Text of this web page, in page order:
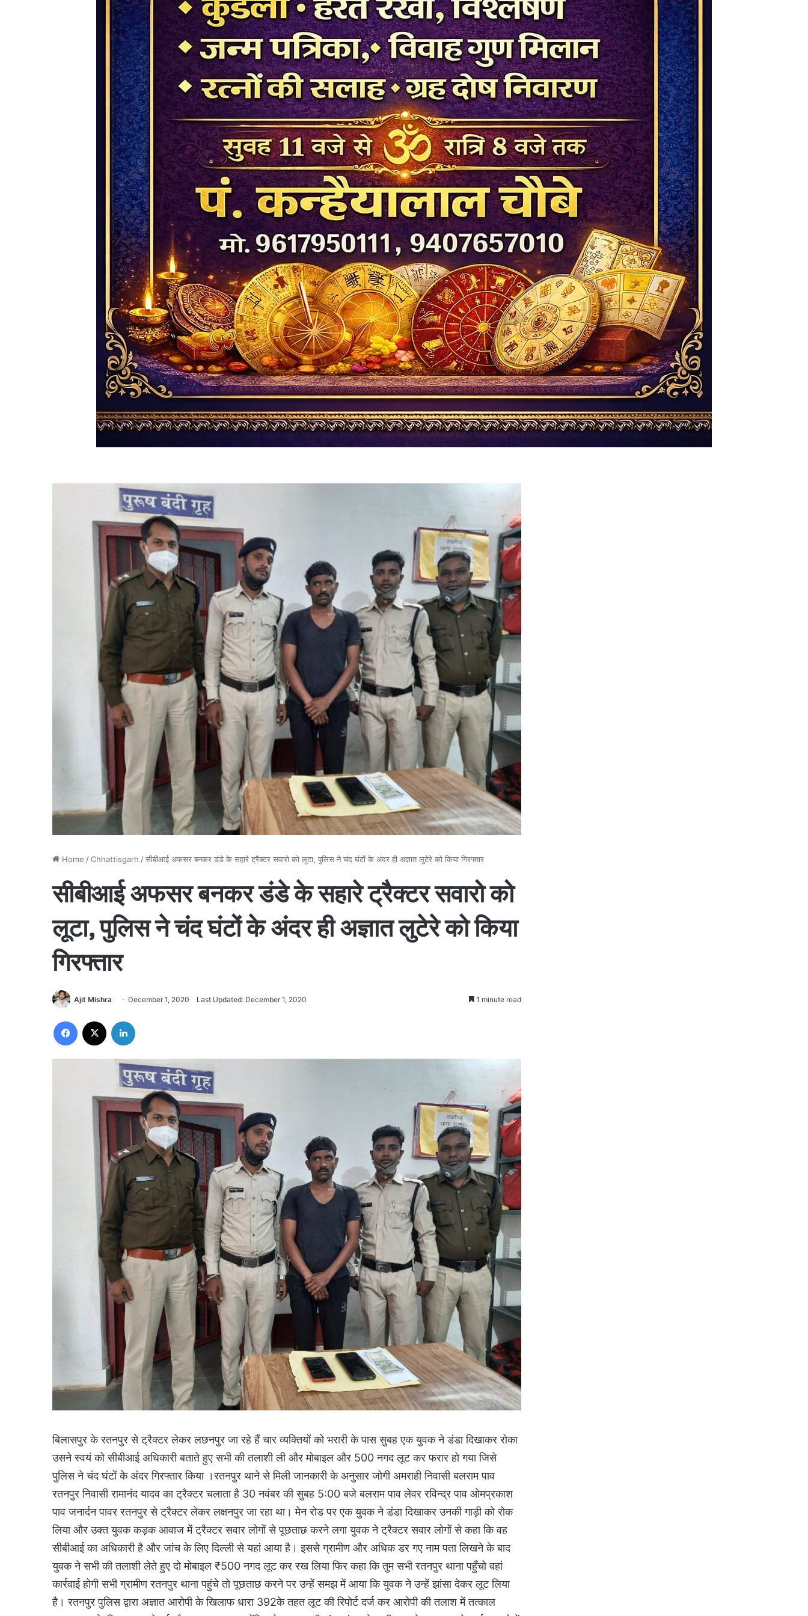
Home /Chhattisgarh /सीबीआई अफसर बनकर डंडे के सहारे ट्रैक्टर सवारो को लूटा, पुलिस ने चंद घंटों के अंदर ही अज्ञात लुटेरे को किया गिरफ्तार
सीबीआई अफसर बनकर डंडे के सहारे ट्रैक्टर सवारो को
लूटा, पुलिस ने चंद घंटों के अंदर ही अज्ञात लुटेरे को किया
गिरफ्तार
Ajit Mishra December 1, 2020 Last Updated: December 1, 2020 1 minute read
Facebook
बिलासपुर के रतनपुर से ट्रैक्टर लेकर लछनपुर जा रहे हैं चार व्यक्तियों को भरारी के पास सुबह एक युवक ने डंडा दिखाकर रोका
उसने स्वयं को सीबीआई अधिकारी बताते हुए सभी की तलाशी ली और मोबाइल और 500 नगद लूट कर फरार हो गया जिसे
पुलिस ने चंद घंटों के अंदर गिरफ्तार किया ।रतनपुर थाने से मिली जानकारी के अनुसार जोगी अमराही निवासी बलराम पाव
रतनपुर निवासी रामानंद यादव का ट्रैक्टर चलाता है 30 नवंबर की सुबह 5:00 बजे बलराम पाव लेवर रविन्द्र पाव ओमप्रकाश
पाव जनार्दन पावर रतनपुर से ट्रैक्टर लेकर लक्षनपुर जा रहा था। मेन रोड पर एक युवक ने डंडा दिखाकर उनकी गाड़ी को रोक
लिया और उक्त युवक कड़क आवाज में ट्रैक्टर सवार लोगों से पूछताछ करने लगा युवक ने ट्रैक्टर सवार लोगों से कहा कि वह
सीबीआई का अधिकारी है और जांच के लिए दिल्ली से यहां आया है। इससे ग्रामीण और अधिक डर गए नाम पता लिखने के बाद
युवक ने सभी की तलाशी लेते हुए दो मोबाइल ₹500 नगद लूट कर रख लिया फिर कहा कि तुम सभी रतनपुर थाना पहुँचो वहां
कार्रवाई होगी सभी ग्रामीण रतनपुर थाना पहुंचे तो पूछताछ करने पर उन्हें समझ में आया कि युवक ने उन्हें झांसा देकर लूट लिया
है। रतनपुर पुलिस द्वारा अज्ञात आरोपी के खिलाफ धारा 392के तहत लूट की रिपोर्ट दर्ज कर आरोपी की तलाश में तत्काल